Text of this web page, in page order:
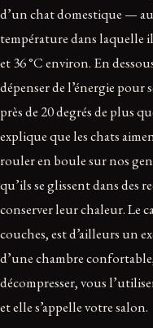
d’un chat domestique —
température dans laquelle
et 36 °C environ. En
dépenser de l’énergie pour
près de 20 degrés de plus
explique que les chats
rouler en boule sur nos
qu’ils se glissent dans des
conserver leur chaleur. Le
couches, est d’ailleurs un
d’une chambre
décompresser, vous
et elle s’appelle votre salon.